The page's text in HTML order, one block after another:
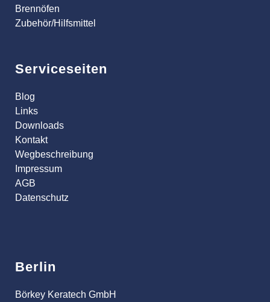
Brennöfen
Zubehör/Hilfsmittel
Serviceseiten
Blog
Links
Downloads
Kontakt
Wegbeschreibung
Impressum
AGB
Datenschutz
Berlin
Börkey Keratech GmbH